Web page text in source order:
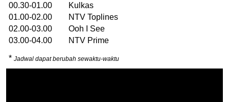
00.30-01.00 Kulkas
01.00-02.00 NTV Toplines
02.00-03.00 Ooh I See
03.00-04.00 NTV Prime
* Jadwal dapat berubah sewaktu-waktu